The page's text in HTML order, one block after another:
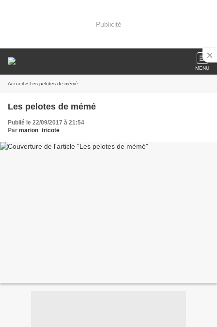
Publicité
MENU
Accueil » Les pelotes de mémé
Les pelotes de mémé
Publié le 22/09/2017 à 21:54
Par marion_tricote